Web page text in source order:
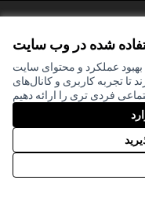
شده در وب سایت
عملکرد و محتوای سایت
تا تجربه کاربری و کانال‌های
تنظیمات کوکی
با
Partizipationsbüro